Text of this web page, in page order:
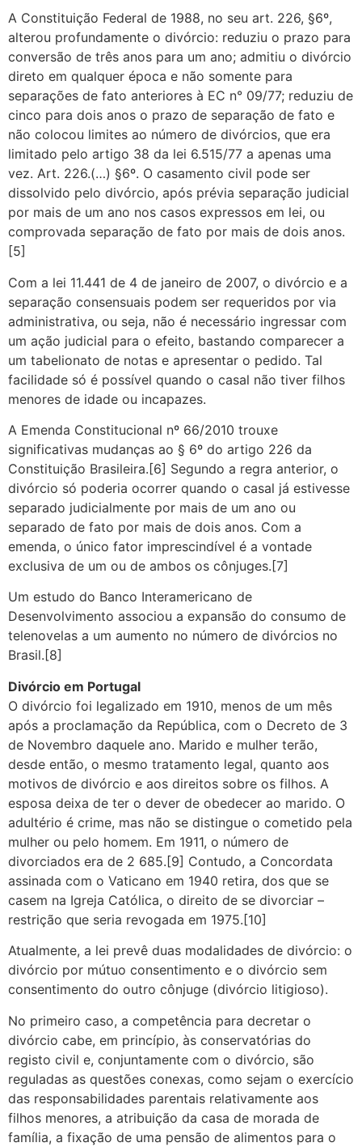
A Constituição Federal de 1988, no seu art. 226, §6º,
alterou profundamente o divórcio: reduziu o prazo para
conversão de três anos para um ano; admitiu o divórcio
direto em qualquer época e não somente para
separações de fato anteriores à EC n° 09/77; reduziu de
cinco para dois anos o prazo de separação de fato e
não colocou limites ao número de divórcios, que era
limitado pelo artigo 38 da lei 6.515/77 a apenas uma
vez. Art. 226.(…) §6º. O casamento civil pode ser
dissolvido pelo divórcio, após prévia separação judicial
por mais de um ano nos casos expressos em lei, ou
comprovada separação de fato por mais de dois anos.
[5]
Com a lei 11.441 de 4 de janeiro de 2007, o divórcio e a
separação consensuais podem ser requeridos por via
administrativa, ou seja, não é necessário ingressar com
um ação judicial para o efeito, bastando comparecer a
um tabelionato de notas e apresentar o pedido. Tal
facilidade só é possível quando o casal não tiver filhos
menores de idade ou incapazes.
A Emenda Constitucional nº 66/2010 trouxe
significativas mudanças ao § 6º do artigo 226 da
Constituição Brasileira.[6] Segundo a regra anterior, o
divórcio só poderia ocorrer quando o casal já estivesse
separado judicialmente por mais de um ano ou
separado de fato por mais de dois anos. Com a
emenda, o único fator imprescindível é a vontade
exclusiva de um ou de ambos os cônjuges.[7]
Um estudo do Banco Interamericano de
Desenvolvimento associou a expansão do consumo de
telenovelas a um aumento no número de divórcios no
Brasil.[8]
Divórcio em Portugal
O divórcio foi legalizado em 1910, menos de um mês
após a proclamação da República, com o Decreto de 3
de Novembro daquele ano. Marido e mulher terão,
desde então, o mesmo tratamento legal, quanto aos
motivos de divórcio e aos direitos sobre os filhos. A
esposa deixa de ter o dever de obedecer ao marido. O
adultério é crime, mas não se distingue o cometido pela
mulher ou pelo homem. Em 1911, o número de
divorciados era de 2 685.[9] Contudo, a Concordata
assinada com o Vaticano em 1940 retira, dos que se
casem na Igreja Católica, o direito de se divorciar –
restrição que seria revogada em 1975.[10]
Atualmente, a lei prevê duas modalidades de divórcio: o
divórcio por mútuo consentimento e o divórcio sem
consentimento do outro cônjuge (divórcio litigioso).
No primeiro caso, a competência para decretar o
divórcio cabe, em princípio, às conservatórias do
registo civil e, conjuntamente com o divórcio, são
reguladas as questões conexas, como sejam o exercício
das responsabilidades parentais relativamente aos
filhos menores, a atribuição da casa de morada de
família, a fixação de uma pensão de alimentos para o